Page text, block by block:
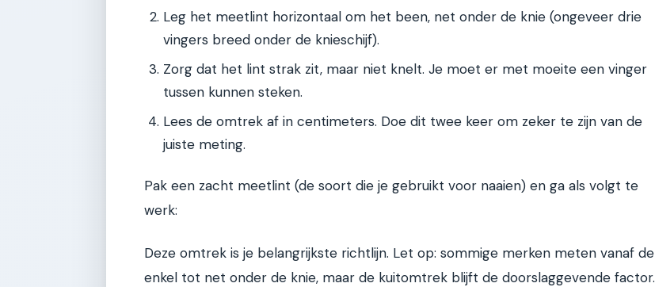
Leg het meetlint horizontaal om het been, net onder de knie (ongeveer drie
vingers breed onder de knieschijf).
Zorg dat het lint strak zit, maar niet knelt. Je moet er met moeite een vinger
tussen kunnen steken.
Lees de omtrek af in centimeters. Doe dit twee keer om zeker te zijn van de
juiste meting.
Pak een zacht meetlint (de soort die je gebruikt voor naaien) en ga als volgt te
werk:
Deze omtrek is je belangrijkste richtlijn. Let op: sommige merken meten vanaf de
enkel tot net onder de knie, maar de kuitomtrek blijft de doorslaggevende factor.